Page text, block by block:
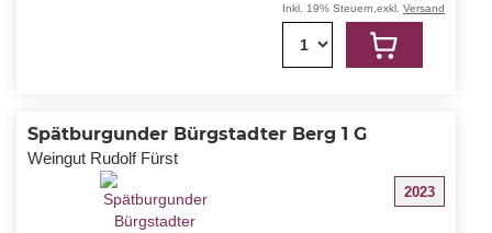
Inkl. 19% Steuern exkl. Versand
1
Spätburgunder Bürgstadter Berg 1 G
Weingut Rudolf Fürst
2023